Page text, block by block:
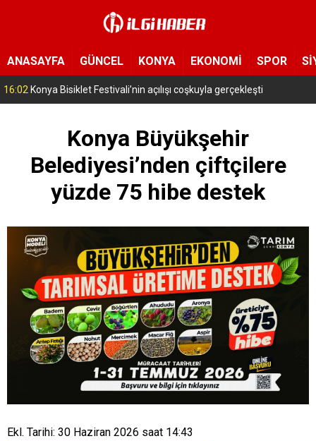
ANASAYFA GÜNCEL KONYA EKONOMİ SPOR
15:11 Konya’da zabıta ve polis sahada! Toplu taşıma araçları tek tek denetleniyor
Konya Büyükşehir
Belediyesi’nden çiftçilere
yüzde 75 hibe destek
Ekl. Tarihi: 30 Haziran 2026 saat 14:43